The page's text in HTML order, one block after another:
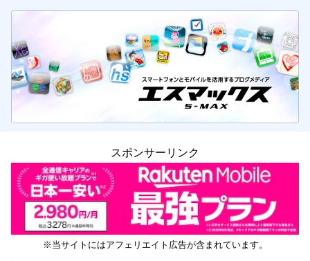
スポンサーリンク
※当サイトにはアフェリエイト広告が含まれています。